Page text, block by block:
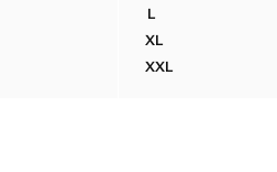
LT-SHIRT 100 %
XLT-SHIRT 100 %
XXLT-SHIRT 100 %